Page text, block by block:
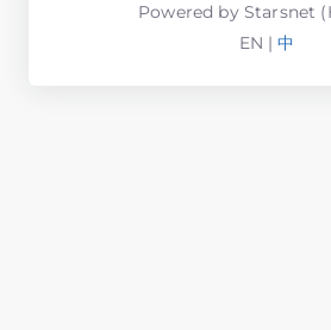
Powered by Starsnet
EN |中